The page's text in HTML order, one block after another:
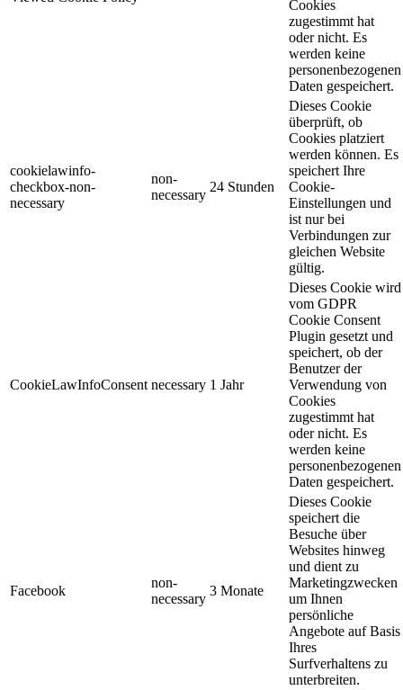
Cookies
zugestimmt hat
oder nicht. Es
werden keine
personenbezogenen
Daten gespeichert.
cookielawinfo-
checkbox-non-
necessary
non-
necessary
24 Stunden
Dieses Cookie
überprüft, ob
Cookies platziert
werden können. Es
speichert Ihre
Cookie-
Einstellungen und
ist nur bei
Verbindungen zur
gleichen Website
gültig.
CookieLawInfoConsent necessary 1 Jahr
Dieses Cookie wird
vom GDPR
Cookie Consent
Plugin gesetzt und
speichert, ob der
Benutzer der
Verwendung von
Cookies
zugestimmt hat
oder nicht. Es
werden keine
personenbezogenen
Daten gespeichert.
Facebook
non-
necessary
3 Monate
Dieses Cookie
speichert die
Besuche über
Websites hinweg
und dient zu
Marketingzwecken
um Ihnen
persönliche
Angebote auf Basis
Ihres
Surfverhaltens zu
unterbreiten.